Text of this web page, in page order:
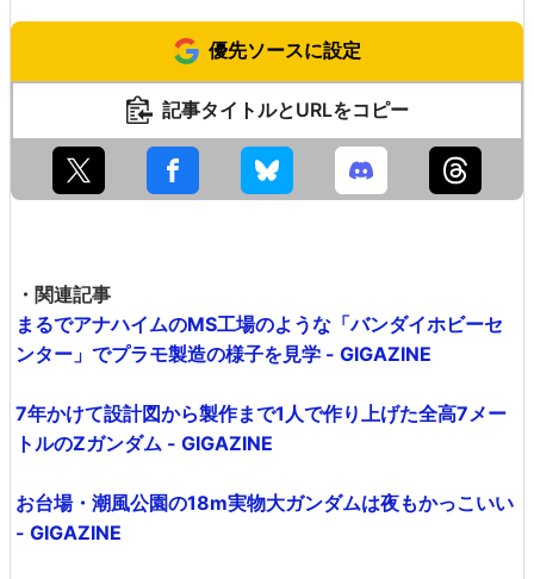
優先ソースに設定
記事タイトルとURLをコピー
・関連記事
まるでアナハイムのMS工場のような「バンダイホビーセ
ンター」でプラモ製造の様子を見学 - GIGAZINE
7年かけて設計図から製作まで1人で作り上げた全高7メー
トルのZガンダム - GIGAZINE
お台場・潮風公園の18m実物大ガンダムは夜もかっこいい
- GIGAZINE